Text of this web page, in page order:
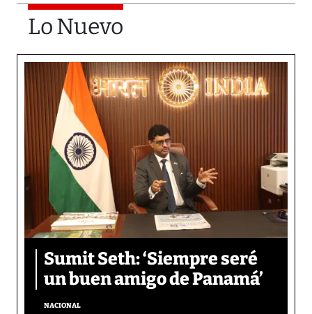
Lo Nuevo
Sumit Seth: ‘Siempre seré
un buen amigo de Panamá’
NACIONAL